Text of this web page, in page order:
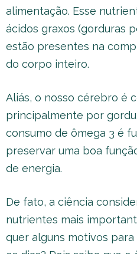
alimentação. Esse
ácidos graxos (gorduras
estão presentes na
do corpo inteiro.
Aliás, o nosso cérebro é
principalmente por
consumo de ômega 3 é
preservar uma boa
de energia.
De fato, a ciência
nutrientes mais
quer alguns motivos